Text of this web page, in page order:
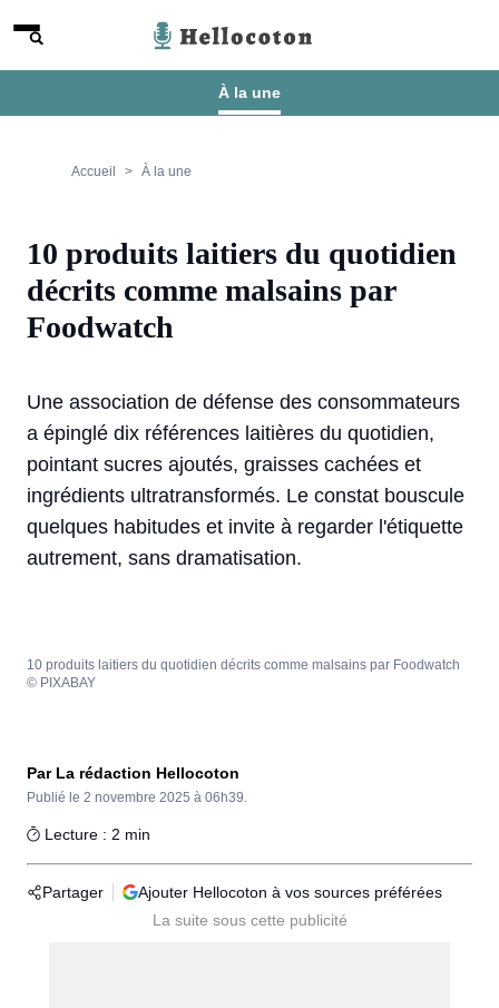
Menu
À la une
Accueil À la une
10 produits laitiers du quotidien
décrits comme malsains par
Foodwatch
Une association de défense des consommateurs
a épinglé dix références laitières du quotidien,
pointant sucres ajoutés, graisses cachées et
ingrédients ultratransformés. Le constat bouscule
quelques habitudes et invite à regarder l'étiquette
autrement, sans dramatisation.
10 produits laitiers du quotidien décrits comme malsains par Foodwatch
© PIXABAY
Par La rédaction Hellocoton
Publié le 2 novembre 2025 à 06h39.
Lecture : 2 min
Partager Ajouter Hellocoton à vos sources préférées